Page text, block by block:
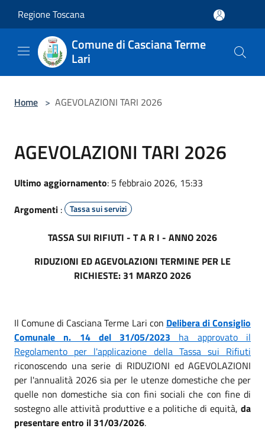
Regione Toscana
Comune di Casciana Terme
Lari
Home > AGEVOLAZIONI TARI 2026
AGEVOLAZIONI TARI 2026
Ultimo aggiornamento: 5 febbraio 2026, 15:33
Argomenti : Tassa sui servizi
TASSA SUI RIFIUTI - T A R I - ANNO 2026
RIDUZIONI ED AGEVOLAZIONI TERMINE PER LE
RICHIESTE: 31 MARZO 2026
Il Comune di Casciana Terme Lari con Delibera di Consiglio
Comunale n. 14 del 31/05/2023 ha approvato il
Regolamento per l'applicazione della Tassa sui Rifiuti
riconoscendo una serie di RIDUZIONI ed AGEVOLAZIONI
per l'annualità 2026 sia per le utenze domestiche che per
quelle non domestiche sia con fini sociali che con fine di
sostegno alle attività produttive e a politiche di equità, da
presentare entro il 31/03/2026.